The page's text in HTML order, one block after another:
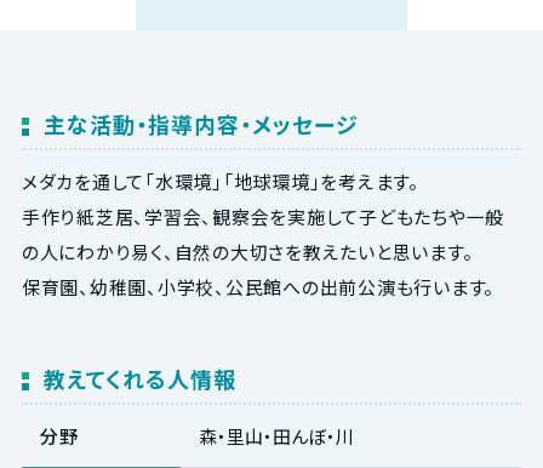
主な活動・指導内容・メッセージ
メダカを通して「水環境」「地球環境」を考えます。
手作り紙芝居、学習会、観察会を実施して子どもたちや一般
の人にわかり易く、自然の大切さを教えたいと思います。
保育園、幼稚園、小学校、公民館への出前公演も行います。
教えてくれる人情報
分野 森・里山・田んぼ・川